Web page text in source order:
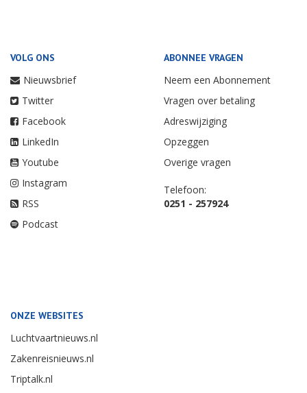
VOLG ONS
Nieuwsbrief
Twitter
Facebook
LinkedIn
Youtube
Instagram
RSS
Podcast
ABONNEE VRAGEN
Neem een Abonnement
Vragen over betaling
Adreswijziging
Opzeggen
Overige vragen
Telefoon:
0251 - 257924
ONZE WEBSITES
Luchtvaartnieuws.nl
Zakenreisnieuws.nl
Triptalk.nl